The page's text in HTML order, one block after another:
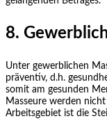
8.
Unter gewerblichen
präventiv, d.h.
somit am gesunden
Masseure werden
Arbeitsgebiet ist die